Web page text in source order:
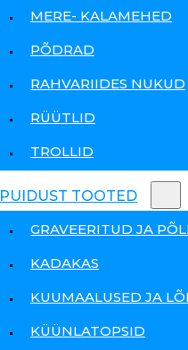
MERE- KALAMEHED
PÕDRAD
RAHVARIIDES NUKUD
RÜÜTLID
TROLLID
PUIDUST TOOTED
GRAVEERITUD JA
KADAKAS
KUUMAALUSED JA
KÜÜNLATOPSID